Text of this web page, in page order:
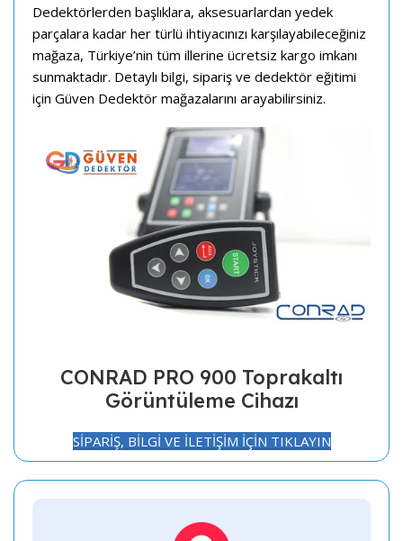
Dedektörlerden başlıklara, aksesuarlardan yedek
parçalara kadar her türlü ihtiyacınızı karşılayabileceğiniz
mağaza, Türkiye’nin tüm illerine ücretsiz kargo imkanı
sunmaktadır. Detaylı bilgi, sipariş ve dedektör eğitimi
için Güven Dedektör mağazalarını arayabilirsiniz.
CONRAD PRO 900 Toprakaltı
Görüntüleme Cihazı
SİPARİŞ, BİLGİ VE İLETİŞİM İÇİN TIKLAYIN